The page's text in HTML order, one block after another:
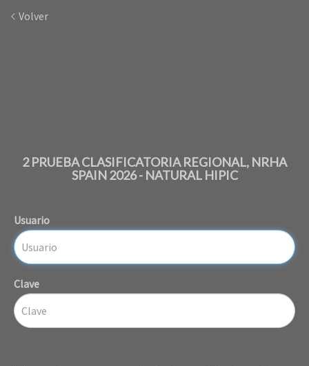
Volver
2 PRUEBA CLASIFICATORIA REGIONAL, NRHA
SPAIN 2026 - NATURAL HIPIC
Usuario
Clave